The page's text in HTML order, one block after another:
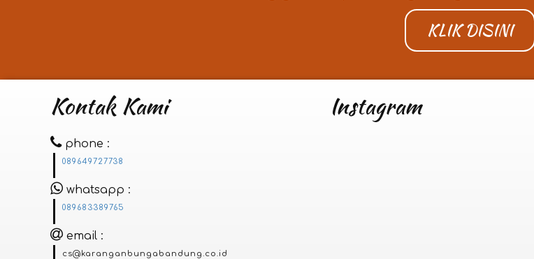
KLIK DISINI
Kontak Kami
phone
089649727738
whatsapp
089683389765
email
cs@karanganbungabandung.co.id
Instagram